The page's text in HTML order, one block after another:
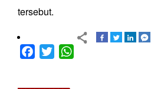
tersebut.
Facebook
Twitter